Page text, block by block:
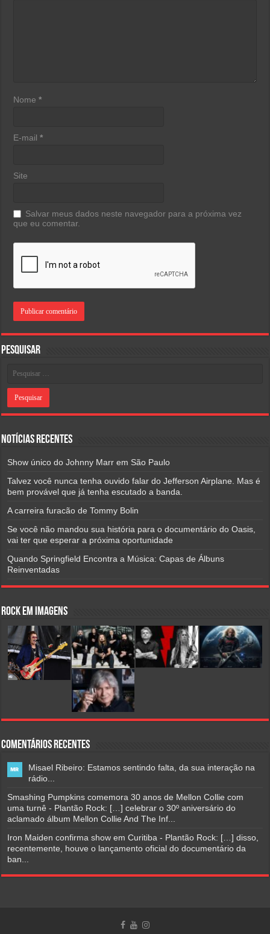
Nome*
E-mail*
Site
Salvar meus dados neste navegador para a próxima vez
que eu comentar.
Pesquisar
Notícias Recentes
Show único do Johnny Marr em São Paulo
Talvez você nunca tenha ouvido falar do Jefferson Airplane. Mas é
bem provável que já tenha escutado a banda.
A carreira furacão de Tommy Bolin
Se você não mandou sua história para o documentário do Oasis,
vai ter que esperar a próxima oportunidade
Quando Springfield Encontra a Música: Capas de Álbuns
Reinventadas
Rock em Imagens
Comentários Recentes
Misael Ribeiro: Estamos sentindo falta, da sua interação na
rádio...
Smashing Pumpkins comemora 30 anos de Mellon Collie com
uma turnê - Plantão Rock: […] celebrar o 30º aniversário do
aclamado álbum Mellon Collie And The Inf...
Iron Maiden confirma show em Curitiba - Plantão Rock: […] disso,
recentemente, houve o lançamento oficial do documentário da
ban...